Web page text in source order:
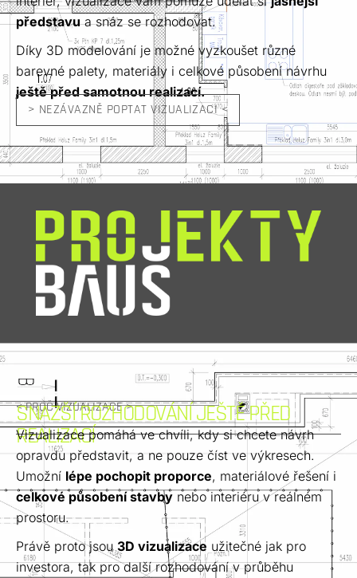
představua snáz se rozhodovat.
Díky 3D modelování je možné vyzkoušet různé
barevné palety, materiály i celkové působení návrhu
ještě před samotnou realizací.
> NEZÁVAZNĚ POPTAT VIZUALIZACI <
< PROČ VIZUALIZACE >
SNAZŠÍ ROZHODOVÁNÍ JEŠTĚ PŘED
REALIZACÍ
Vizualizace pomáhá ve chvíli, kdy si chcete návrh
opravdu představit, a ne pouze číst ve výkresech.
Umožní lépe pochopit proporce, materiálové řešení i
celkové působení stavbynebo interiéru v reálném
prostoru.
Právě proto jsou 3D vizualizace užitečné jak pro
investora, tak pro další rozhodování v průběhu